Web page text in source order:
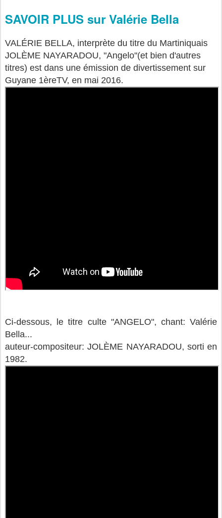
SAVOIR PLUS sur Valérie Bella
VALÉRIE BELLA, interprète du titre du Martiniquais
JOLÈME NAYARADOU, "Angelo"(et bien d'autres
titres) est dans une émission de divertissement sur
Guyane 1èreTV, en mai 2016.
Ci-dessous, le titre culte "ANGELO", chant: Valérie
Bella...
auteur-compositeur: JOLÈME NAYARADOU, sorti en
1982.